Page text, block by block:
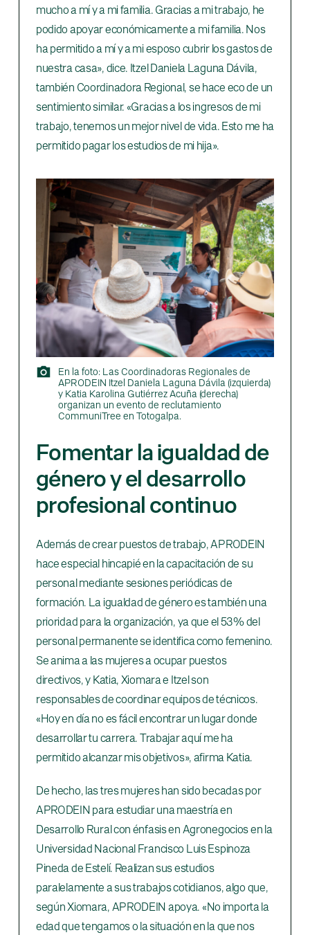
mucho a mí y a mi familia. Gracias a mi trabajo, he
podido apoyar económicamente a mi familia. Nos
ha permitido a mí y a mi esposo cubrir los gastos de
nuestra casa», dice. Itzel Daniela Laguna Dávila,
también Coordinadora Regional, se hace eco de un
sentimiento similar. «Gracias a los ingresos de mi
trabajo, tenemos un mejor nivel de vida. Esto me ha
permitido pagar los estudios de mi hija».
En la foto: Las Coordinadoras Regionales de
APRODEIN Itzel Daniela Laguna Dávila (izquierda)
y Katia Karolina Gutiérrez Acuña (derecha)
organizan un evento de reclutamiento
CommuniTree en Totogalpa.
Fomentar la igualdad de
género y el desarrollo
profesional continuo
Además de crear puestos de trabajo, APRODEIN
hace especial hincapié en la capacitación de su
personal mediante sesiones periódicas de
formación. La igualdad de género es también una
prioridad para la organización, ya que el 53% del
personal permanente se identifica como femenino.
Se anima a las mujeres a ocupar puestos
directivos, y Katia, Xiomara e Itzel son
responsables de coordinar equipos de técnicos.
«Hoy en día no es fácil encontrar un lugar donde
desarrollar tu carrera. Trabajar aquí me ha
permitido alcanzar mis objetivos», afirma Katia.
De hecho, las tres mujeres han sido becadas por
APRODEIN para estudiar una maestría en
Desarrollo Rural con énfasis en Agronegocios en la
Universidad Nacional Francisco Luis Espinoza
Pineda de Estelí. Realizan sus estudios
paralelamente a sus trabajos cotidianos, algo que,
según Xiomara, APRODEIN apoya. «No importa la
edad que tengamos o la situación en la que nos